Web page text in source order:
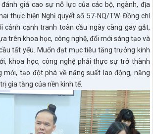
giá cao sự nỗ lực của các bộ, ngành, địa
thực hiện Nghị quyết số 57-NQ/TW. Đồng chí
cảnh cạnh tranh toàn cầu ngày càng gay gắt,
trên khoa học, công nghệ, đổi mới sáng tạo và
tất yếu. Muốn đạt mục tiêu tăng trưởng kinh
khoa học, công nghệ phải thực sự trở thành
mới, tạo đột phá về năng suất lao động, năng
gia tăng của nền kinh tế.